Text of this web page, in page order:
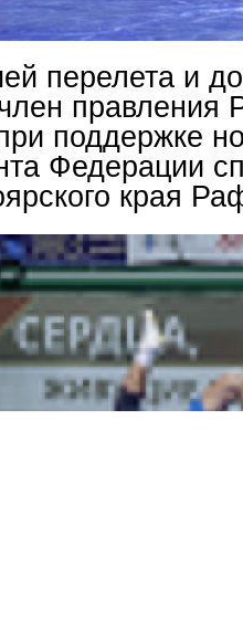
перелета и
поддержке
Федерации
края